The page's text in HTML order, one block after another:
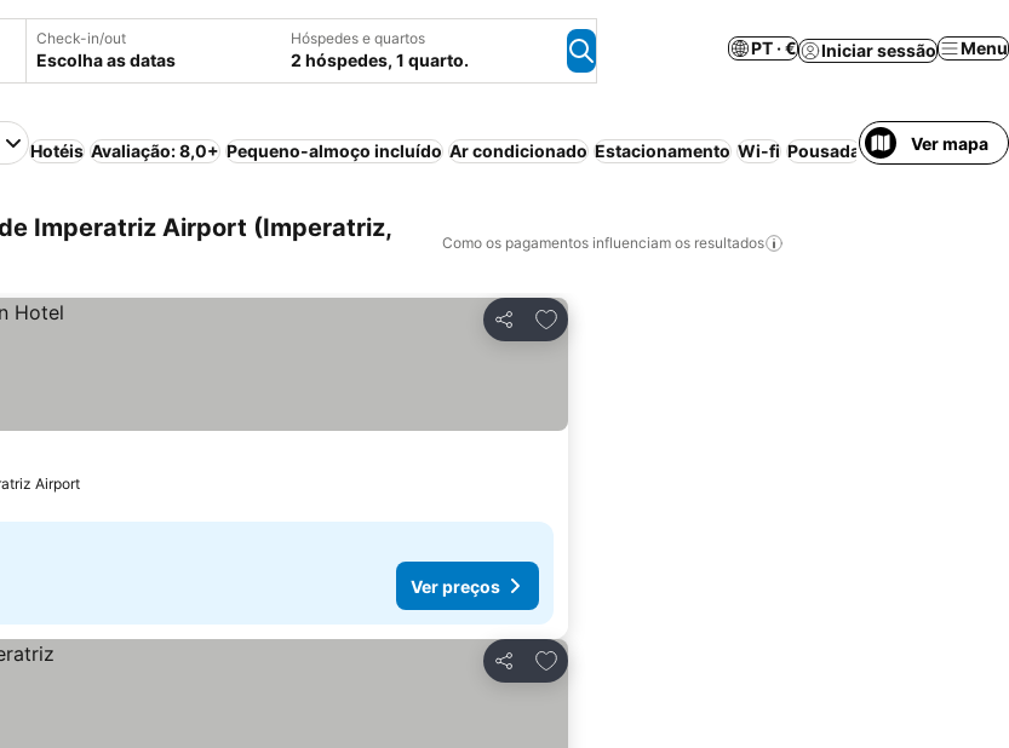
Check-in/out
Escolha as datas
Hóspedes e quartos
2 hóspedes, 1 quarto.
PT · € Iniciar sessão Menu
Hotéis Avaliação: 8,0+ Pequeno-almoço incluído Ar condicionado Estacionamento Wi-fi Pousada Piscina Animais
Ver mapa
Imperatriz Airport (Imperatriz,
Como os pagamentos influenciam os resultados
Partilhar
Adicionar aos favoritos
Airport
Ver preços
Partilhar
Adicionar aos favoritos